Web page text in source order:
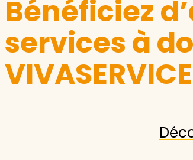
Bénéficiez
services à